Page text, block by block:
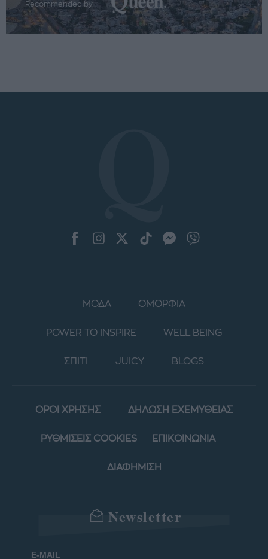
Recommended by
ΜΟΔΑ ΟΜΟΡΦΙΑ
POWER TO INSPIRE WELL BEING
ΣΠΙΤΙ JUICY BLOGS
ΟΡΟΙ ΧΡΗΣΗΣ ΔΗΛΩΣΗ ΕΧΕΜΥΘΕΙΑΣ
ΡΥΘΜΙΣΕΙΣ COOKIES ΕΠΙΚΟΙΝΩΝΙΑ
ΔΙΑΦΗΜΙΣΗ
Newsletter